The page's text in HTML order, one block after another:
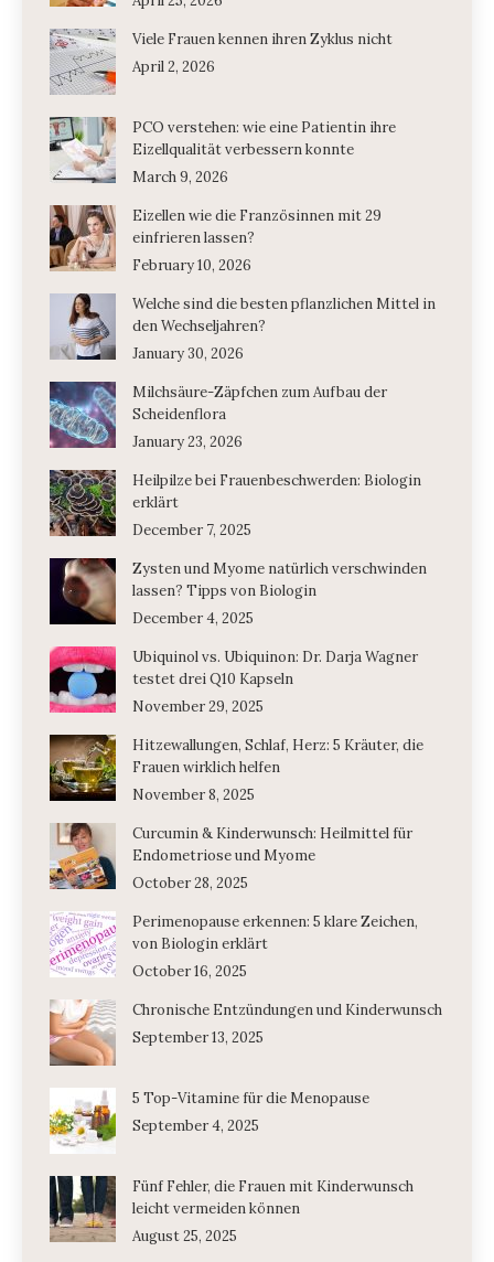
Viele Frauen kennen ihren Zyklus nicht
April 2, 2026
PCO verstehen: wie eine Patientin ihre
Eizellqualität verbessern konnte
March 9, 2026
Eizellen wie die Französinnen mit 29
einfrieren lassen?
February 10, 2026
Welche sind die besten pflanzlichen Mittel in
den Wechseljahren?
January 30, 2026
Milchsäure-Zäpfchen zum Aufbau der
Scheidenflora
January 23, 2026
Heilpilze bei Frauenbeschwerden: Biologin
erklärt
December 7, 2025
Zysten und Myome natürlich verschwinden
lassen? Tipps von Biologin
December 4, 2025
Ubiquinol vs. Ubiquinon: Dr. Darja Wagner
testet drei Q10 Kapseln
November 29, 2025
Hitzewallungen, Schlaf, Herz: 5 Kräuter, die
Frauen wirklich helfen
November 8, 2025
Curcumin & Kinderwunsch: Heilmittel für
Endometriose und Myome
October 28, 2025
Perimenopause erkennen: 5 klare Zeichen,
von Biologin erklärt
October 16, 2025
Chronische Entzündungen und Kinderwunsch
September 13, 2025
5 Top-Vitamine für die Menopause
September 4, 2025
Fünf Fehler, die Frauen mit Kinderwunsch
leicht vermeiden können
August 25, 2025